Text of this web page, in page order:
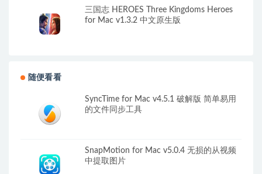
三国志 HEROES Three Kingdoms Heroes
for Mac v1.3.2 中文原生版
随便看看
SyncTime for Mac v4.5.1 破解版 简单易用
的文件同步工具
SnapMotion for Mac v5.0.4 无损的从视频
中提取图片